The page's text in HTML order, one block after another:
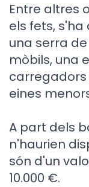
Entre altres
els fets,
una serra
mòbils, una
carregadors
eines
A part dels
n'haurien
són d'un
10.000 €.